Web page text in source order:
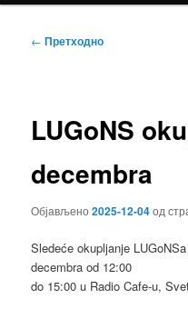
Кретање
← Претходно
LUGoNS
decembra
Објављено2025-12-04од
Sledeće okupljanje
decembra od 12:00
do 15:00 u Radio Cafe-u,